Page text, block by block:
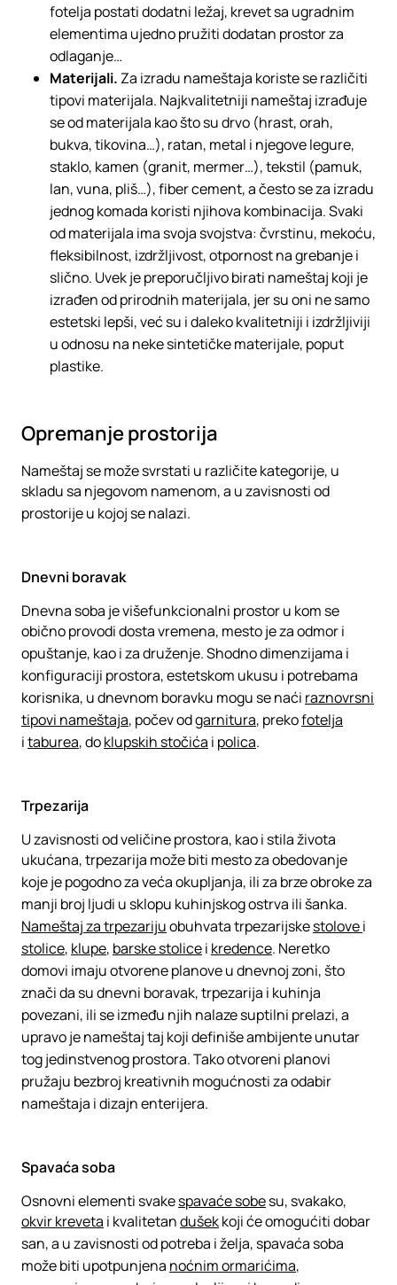
fotelja postati dodatni ležaj, krevet sa ugradnim
elementima ujedno pružiti dodatan prostor za
odlaganje…
Materijali. Za izradu nameštaja koriste se različiti
tipovi materijala. Najkvalitetniji nameštaj izrađuje
se od materijala kao što su drvo (hrast, orah,
bukva, tikovina…), ratan, metal i njegove legure,
staklo, kamen (granit, mermer…), tekstil (pamuk,
lan, vuna, pliš…), fiber cement, a često se za izradu
jednog komada koristi njihova kombinacija. Svaki
od materijala ima svoja svojstva: čvrstinu, mekoću,
fleksibilnost, izdržljivost, otpornost na grebanje i
slično. Uvek je preporučljivo birati nameštaj koji je
izrađen od prirodnih materijala, jer su oni ne samo
estetski lepši, već su i daleko kvalitetniji i izdržljiviji
u odnosu na neke sintetičke materijale, poput
plastike.
Opremanje prostorija
Nameštaj se može svrstati u različite kategorije, u
skladu sa njegovom namenom, a u zavisnosti od
prostorije u kojoj se nalazi.
Dnevni boravak
Dnevna soba je višefunkcionalni prostor u kom se
obično provodi dosta vremena, mesto je za odmor i
opuštanje, kao i za druženje. Shodno dimenzijama i
konfiguraciji prostora, estetskom ukusu i potrebama
korisnika, u dnevnom boravku mogu se naći raznovrsni
tipovi nameštaja, počev odgarnitura, prekofotelja
itaburea, doklupskih stočića i polica.
Trpezarija
U zavisnosti od veličine prostora, kao i stila života
ukućana, trpezarija može biti mesto za obedovanje
koje je pogodno za veća okupljanja, ili za brze obroke za
manji broj ljudi u sklopu kuhinjskog ostrva ili šanka.
Nameštaj za trpezarijuobuhvata trpezarijskestolovei
stolice, klupe, barske stolicei kredence. Neretko
domovi imaju otvorene planove u dnevnoj zoni, što
znači da su dnevni boravak, trpezarija i kuhinja
povezani, ili se između njih nalaze suptilni prelazi, a
upravo je nameštaj taj koji definiše ambijente unutar
tog jedinstvenog prostora. Tako otvoreni planovi
pružaju bezbroj kreativnih mogućnosti za odabir
nameštaja i dizajn enterijera.
Spavaća soba
Osnovni elementi svakespavaće sobesu, svakako,
okvir kreveta i kvalitetandušekkoji će omogućiti dobar
san, a u zavisnosti od potreba i želja, spavaća soba
može biti upotpunjena noćnim ormarićima,